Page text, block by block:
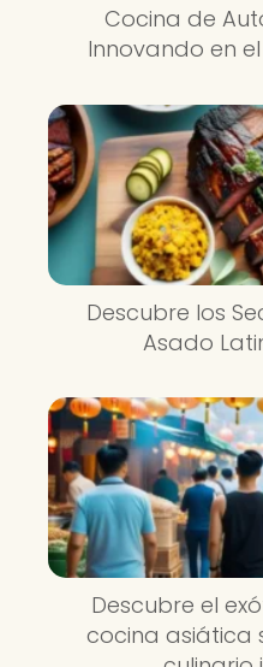
Cocina de
Innovando en
Descubre los
Asado
Descubre el
cocina asiática